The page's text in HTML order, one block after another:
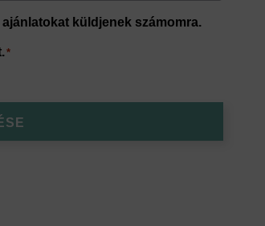
küldjenek számomra.
*